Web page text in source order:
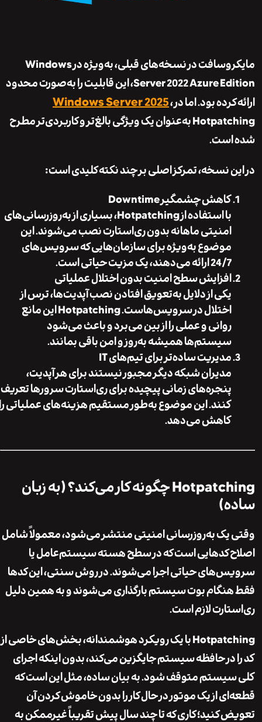
مایکروسافت در نسخه‌های قبلی، به‌ویژه در Windows
Server 2022 Azure Edition، این قابلیت را به‌صورت محدود
بود. اما در Windows Server 2025،
Hotpatching به‌عنوان یک ویژگی بالغ‌تر و کاربردی‌تر مطرح
نسخه، تمرکز اصلی بر چند نکته کلیدی است:
کاهش چشمگیر Downtime
با استفاده از Hotpatching، بسیاری از به‌روزرسانی‌های
امنیتی ماهانه بدون ری‌استارت نصب می‌شوند. این
موضوع به‌ویژه برای سازمان‌هایی که سرویس‌های
افزایش سطح امنیت بدون اختلال عملیاتی
یکی از دلایل به‌تعویق افتادن نصب آپدیت‌ها، ترس از
اختلال در سرویس‌هاست. Hotpatching این مانع
روانی و عملی را از بین می‌برد و باعث می‌شود
سیستم‌ها همیشه به‌روز و امن باقی بمانند.
مدیریت ساده‌تر برای تیم‌های IT
مدیران شبکه دیگر مجبور نیستند برای هر آپدیت،
پنجره‌های زمانی پیچیده برای ری‌استارت سرورها تعریف
کنند. این موضوع به‌طور مستقیم هزینه‌های عملیاتی را
کاهش می‌دهد.
Hotpatching چگونه کار می‌کند؟ (به زبان
به‌روزرسانی امنیتی منتشر می‌شود، معمولاً شامل
کدهایی است که در سطح هسته سیستم‌عامل یا
حیاتی اجرا می‌شوند. در روش سنتی، این کدها
بوت سیستم بارگذاری می‌شوند و به همین دلیل
لازم است.
Hotpatching با یک رویکرد هوشمندانه، بخش‌های خاصی از
در حافظه سیستم جایگزین می‌کند، بدون اینکه اجرای
متوقف شود. به بیان ساده، مثل این است که
از یک موتور در حال کار را بدون خاموش کردن آن
کنید؛ کاری که تا چند سال پیش تقریباً غیرممکن به